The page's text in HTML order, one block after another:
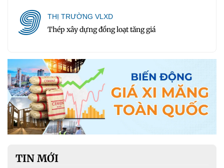
9 THỊ TRƯỜNG VLXD
Thép xây dựng đồng loạt tăng giá
TIN MỚI